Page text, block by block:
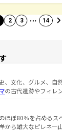
2 3 … 14
、文化、グルメ、自
の古代遺跡やフィレ
ナの美しい田園風景
観も見逃せない。観
ど、絶品のイタリア
ほぼ80％を占めるス
から雄大なピレネー